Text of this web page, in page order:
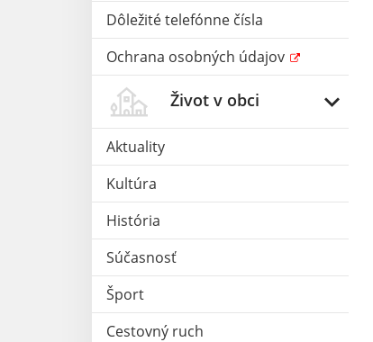
Dôležité telefónne čísla
Ochrana osobných údajov
Život v obci
Aktuality
Kultúra
História
Súčasnosť
Šport
Cestovný ruch